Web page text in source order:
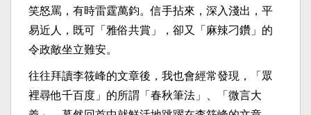
笑怒罵，有時雷霆萬鈞。信手拈來，深入淺出，平
易近人，既可「雅俗共賞」，卻又「麻辣刁鑽」的
令政敵坐立難安。
往往拜讀李筱峰的文章後，我也會經常發現，「眾
裡尋他千百度」的所謂「春秋筆法」、「微言大